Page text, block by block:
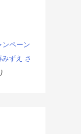
ンペーン
ずえ さ